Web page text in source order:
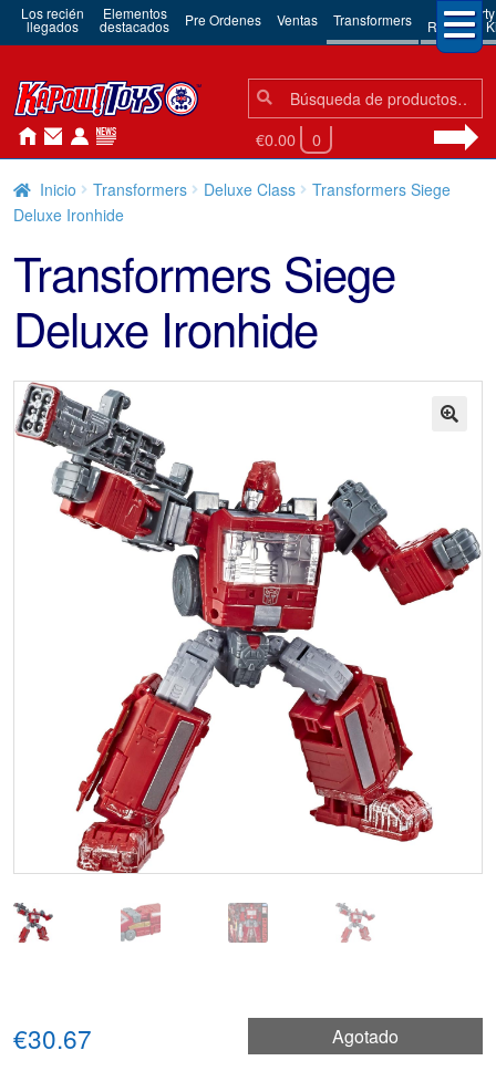
Los recién
llegados
Elementos
destacados Pre Ordenes Ventas Transformers 3rd Party
Robots &
Búsqueda:
Búsqueda
€0.00 0
Inicio Transformers Deluxe Class
Transformers Siege
Deluxe Ironhide
Transformers Siege
Deluxe Ironhide
Agotado
€30.67